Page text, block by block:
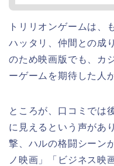
トリリオンゲームは、
ハッタリ、仲間との成
のため映画版でも、カ
ーゲームを期待した人
ところが、口コミでは
に見えるという声があ
撃、ハルの格闘シーン
ノ映画」「ビジネス映